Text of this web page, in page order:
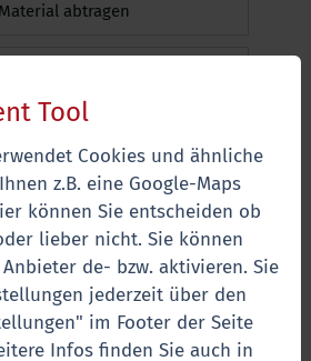
Material abtragen
made in Germany
Systeme für
anspruchsvolle Messungen
„Wie kommen die Teile in den
Tool
Cookies und ähnliche
z.B. eine Google-Maps
können Sie entscheiden ob
lieber nicht. Sie können
de- bzw. aktivieren. Sie
jederzeit über den
im Footer der Seite
Infos finden Sie auch in